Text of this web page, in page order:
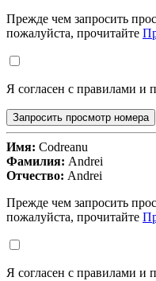
Прежде чем запросить
пожалуйста, прочитайте
Я согласен с правилами и
Запросить просмотр номера
Имя: Codreanu
Фамилия: Andrei
Отчество: Andrei
Прежде чем запросить
пожалуйста, прочитайте
Я согласен с правилами и